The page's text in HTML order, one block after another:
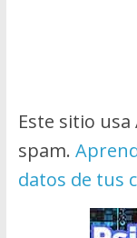
Este sitio
spam.
datos de tus